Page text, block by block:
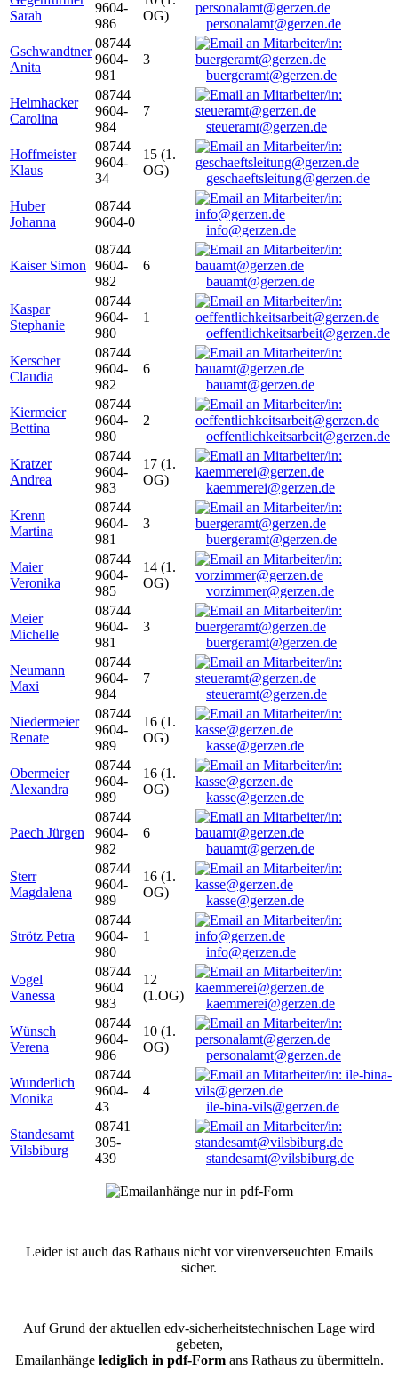
Sarah
9604-
986
OG)
personalamt@gerzen.de
Gschwandtner
Anita
08744
9604-
981
3
buergeramt@gerzen.de
Helmhacker
Carolina
08744
9604-
984
7
steueramt@gerzen.de
Hoffmeister
Klaus
08744
9604-
34
15 (1.
OG)
geschaeftsleitung@gerzen.de
Huber
Johanna
08744
9604-0
info@gerzen.de
Kaiser Simon
08744
9604-
982
6
bauamt@gerzen.de
Kaspar
Stephanie
08744
9604-
980
1
oeffentlichkeitsarbeit@gerzen.de
Kerscher
Claudia
08744
9604-
982
6
bauamt@gerzen.de
Kiermeier
Bettina
08744
9604-
980
2
oeffentlichkeitsarbeit@gerzen.de
Kratzer
Andrea
08744
9604-
983
17 (1.
OG)
kaemmerei@gerzen.de
Krenn
Martina
08744
9604-
981
3
buergeramt@gerzen.de
Maier
Veronika
08744
9604-
985
14 (1.
OG)
vorzimmer@gerzen.de
Meier
Michelle
08744
9604-
981
3
buergeramt@gerzen.de
Neumann
Maxi
08744
9604-
984
7
steueramt@gerzen.de
Niedermeier
Renate
08744
9604-
989
16 (1.
OG)
kasse@gerzen.de
Obermeier
Alexandra
08744
9604-
989
16 (1.
OG)
kasse@gerzen.de
Paech Jürgen
08744
9604-
982
6
bauamt@gerzen.de
Sterr
Magdalena
08744
9604-
989
16 (1.
OG)
kasse@gerzen.de
Strötz Petra
08744
9604-
980
1
info@gerzen.de
Vogel
Vanessa
08744
9604
983
12
(1.OG)
kaemmerei@gerzen.de
Wünsch
Verena
08744
9604-
986
10 (1.
OG)
personalamt@gerzen.de
Wunderlich
Monika
08744
9604-
43
4
ile-bina-vils@gerzen.de
Standesamt
Vilsbiburg
08741
305-
439
standesamt@vilsbiburg.de
Leider ist auch das Rathaus nicht vor virenverseuchten Emails
sicher.
Auf Grund der aktuellen edv-sicherheitstechnischen Lage wird
gebeten,
Emailanhänge lediglich in pdf-Formans Rathaus zu übermitteln.